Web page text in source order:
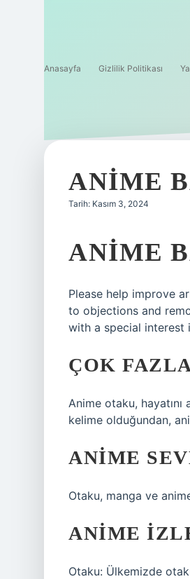
Anasayfa Gizlilik Politikası
ANIME
Tarih: Kasım 3, 2024
ANIME
Please help improve
to objections and
with a special interest
ÇOK
Anime otaku,
kelime olduğundan,
ANIME
Otaku, manga ve
ANIME
Otaku: Ülkemizde